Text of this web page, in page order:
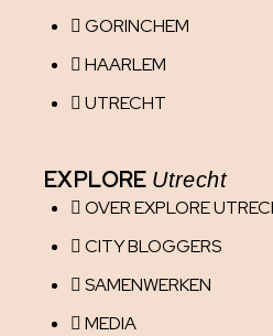
GORINCHEM
HAARLEM
UTRECHT
EXPLORE Utrecht
OVER EXPLORE
CITY BLOGGERS
SAMENWERKEN
MEDIA